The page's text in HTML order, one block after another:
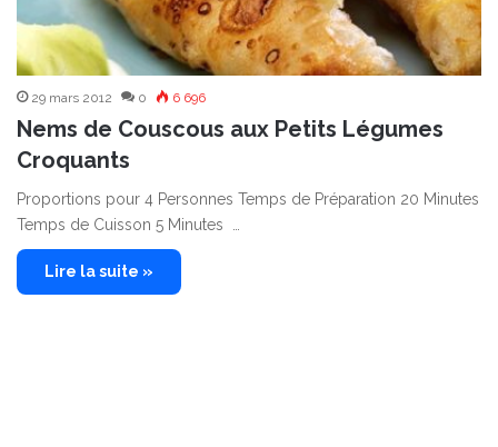
29 mars 2012 0 6 696
Nems de Couscous aux Petits Légumes
Croquants
Proportions pour 4 Personnes Temps de Préparation 20 Minutes
Temps de Cuisson 5 Minutes …
Lire la suite »